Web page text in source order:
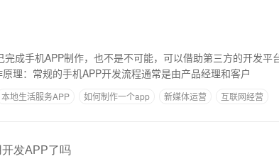
成手机APP制作，也不是不可能，可以借助第三方的开发平台
理：常规的手机APP开发流程通常是由产品经理和客户
本地生活服务APP 如何制作一个app 新媒体运营 互联网经营
发APP了吗